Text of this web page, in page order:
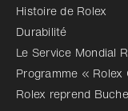
Histoire de Rolex
Durabilité
Le Service Mondial
Programme « Rolex
Rolex reprend